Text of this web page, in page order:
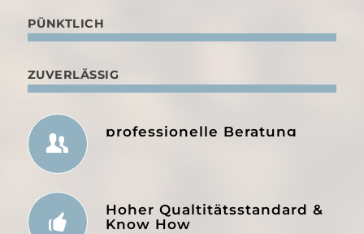
PÜNKTLICH
ZUVERLÄSSIG
professionelle Beratung
Hoher Qualtitätsstandard &
Know How